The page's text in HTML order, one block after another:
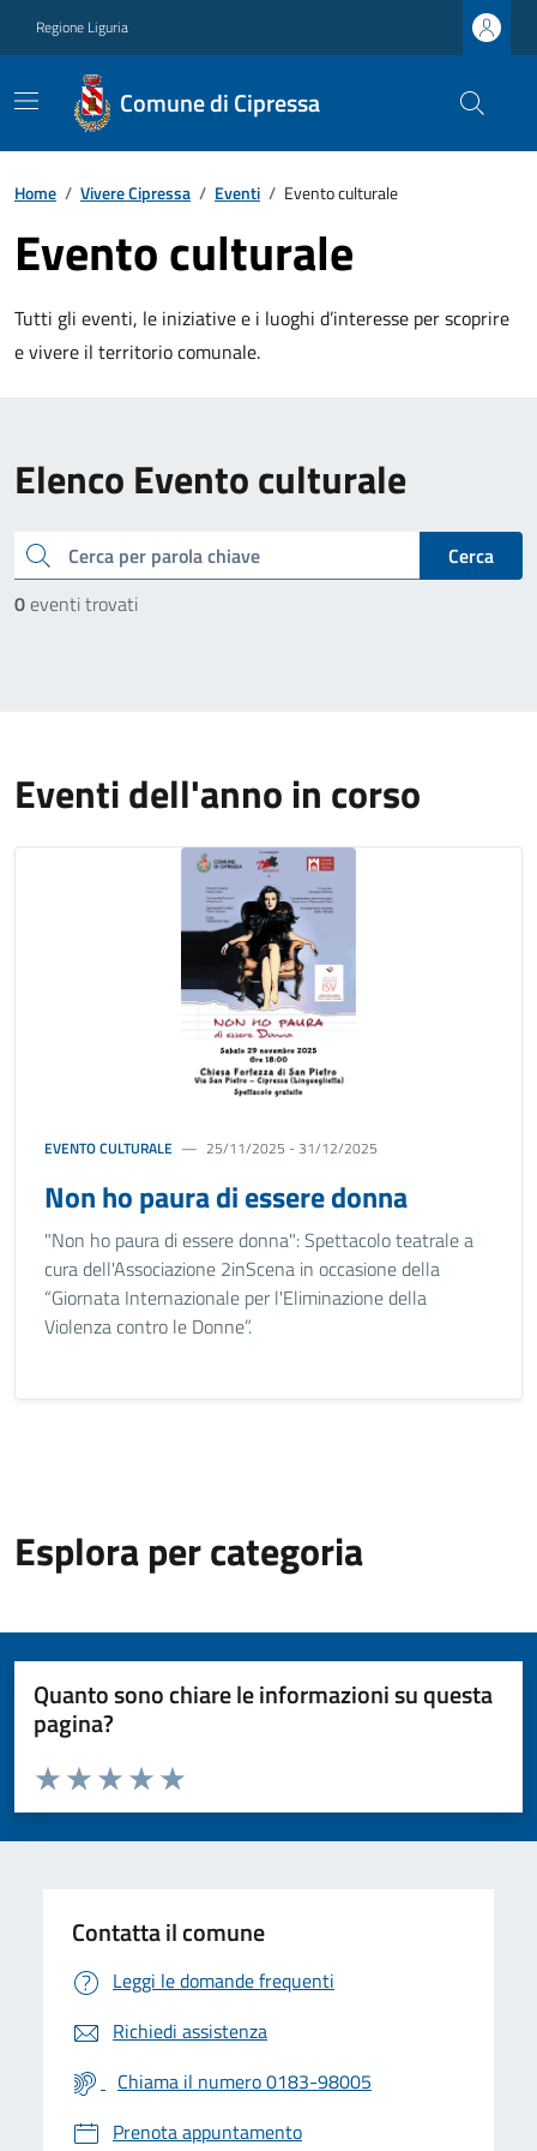
Regione Liguria
Comune di Cipressa
Home / Vivere Cipressa / Eventi / Evento culturale
Evento culturale
Tutti gli eventi, le iniziative e i luoghi d’interesse per scoprire
e vivere il territorio comunale.
Elenco Evento culturale
cerca
Cerca
0eventi trovati
Eventi dell'anno in corso
EVENTO CULTURALE 25/11/2025 - 31/12/2025
Non ho paura di essere donna
"Non ho paura di essere donna": Spettacolo teatrale a
cura dell'Associazione 2inScena in occasione della
“Giornata Internazionale per l'Eliminazione della
Violenza contro le Donne”.
Esplora per categoria
Quanto sono chiare le informazioni su questa
pagina?
Valuta da 1 a 5 stelle la pagina
Valuta 5 stelle su 5
Valuta 4 stelle su 5
Valuta 3 stelle su 5
Valuta 2 stelle su 5
Valuta 1 stelle su 5
Contatta il comune
Leggi le domande frequenti
Richiedi assistenza
Chiama il numero 0183-98005
Prenota appuntamento